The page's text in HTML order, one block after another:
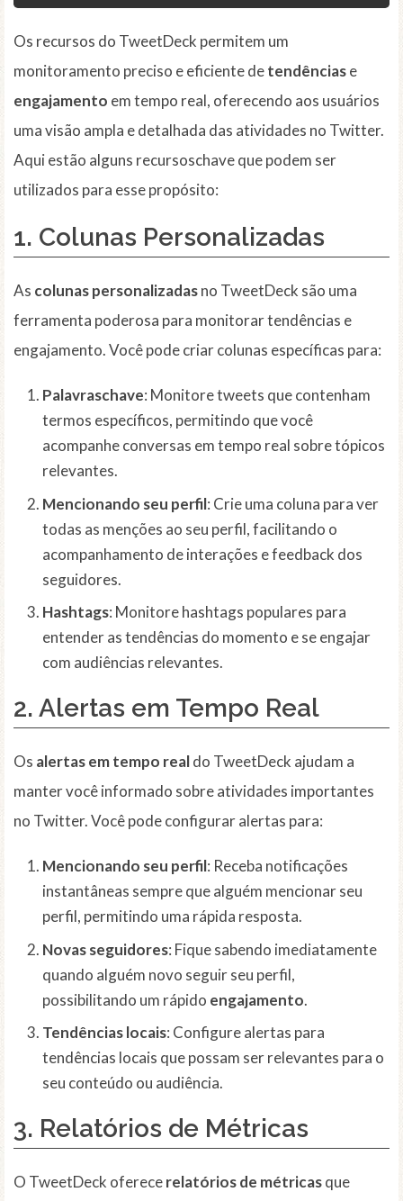
Os recursos do TweetDeck permitem um
monitoramento preciso e eficiente detendênciase
engajamento em tempo real, oferecendo aos usuários
uma visão ampla e detalhada das atividades no Twitter.
Aqui estão alguns recursoschave que podem ser
utilizados para esse propósito:
1. Colunas Personalizadas
As colunas personalizadasno TweetDeck são uma
ferramenta poderosa para monitorar tendências e
engajamento. Você pode criar colunas específicas para:
Palavraschave: Monitore tweets que contenham
termos específicos, permitindo que você
acompanhe conversas em tempo real sobre tópicos
relevantes.
Mencionando seu perfil: Crie uma coluna para ver
todas as menções ao seu perfil, facilitando o
acompanhamento de interações e feedback dos
seguidores.
Hashtags: Monitore hashtags populares para
entender as tendências do momento e se engajar
com audiências relevantes.
2. Alertas em Tempo Real
Os alertas em tempo realdo TweetDeck ajudam a
manter você informado sobre atividades importantes
no Twitter. Você pode configurar alertas para:
Mencionando seu perfil: Receba notificações
instantâneas sempre que alguém mencionar seu
perfil, permitindo uma rápida resposta.
Novas seguidores: Fique sabendo imediatamente
quando alguém novo seguir seu perfil,
possibilitando um rápido engajamento.
Tendências locais: Configure alertas para
tendências locais que possam ser relevantes para o
seu conteúdo ou audiência.
3. Relatórios de Métricas
O TweetDeck oferecerelatórios de métricasque